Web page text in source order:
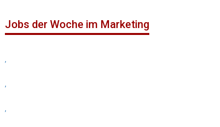
Jobs der Woche im Marketing
,
,
,